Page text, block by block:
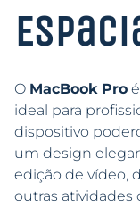
O MacBook Pro
ideal para
dispositivo
um design
edição de vídeo,
outras